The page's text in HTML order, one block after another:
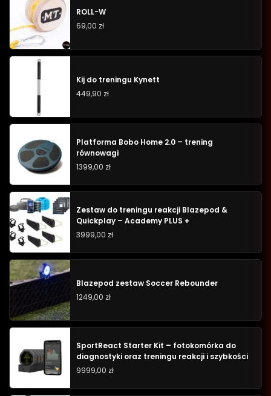
ROLL-W
69,00 zł
Kij do treningu Kynett
449,90 zł
Platforma Bobo Home 2.0 – trening
równowagi
1399,00 zł
Zestaw do treningu reakcji Blazepod &
Quickplay – Academy PLUS +
3999,00 zł
Blazepod zestaw Soccer Rebounder
1249,00 zł
SportReact Starter Kit – fotokomórka do
diagnostyki oraz treningu reakcji i szybkości
9999,00 zł